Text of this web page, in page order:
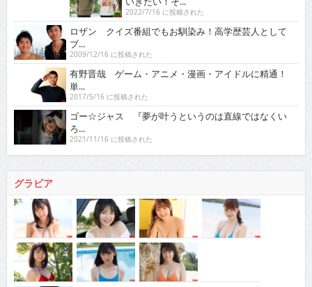
2009/12/16 に投稿された
有野晋哉 ゲーム・アニメ・漫画・アイドルに精通！
単...
2017/5/16 に投稿された
ゴー☆ジャス 『夢が叶うというのは直線ではなくい
ろ...
2021/11/16 に投稿された
グラビア